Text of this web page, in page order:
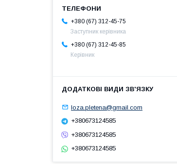
+380 (67) 312-45-75
Заступник керівника
+380 (67) 312-45-85
Керівник
loza.pletena@gmail.com
+380673124585
+380673124585
+380673124585